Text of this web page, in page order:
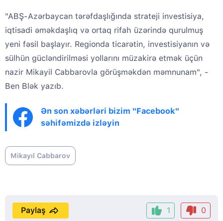
"ABŞ-Azərbaycan tərəfdaşlığında strateji investisiya,
iqtisadi əməkdaşlıq və ortaq rifah üzərində qurulmuş
yeni fəsil başlayır. Regionda ticarətin, investisiyanın və
sülhün gücləndirilməsi yollarını müzakirə etmək üçün
nazir Mikayil Cabbarovla görüşməkdən məmnunam", -
Ben Blək yazıb.
Ən son xəbərləri bizim "Facebook"
səhifəmizdə izləyin
Mikayıl Cabbarov
1 0
Paylaş